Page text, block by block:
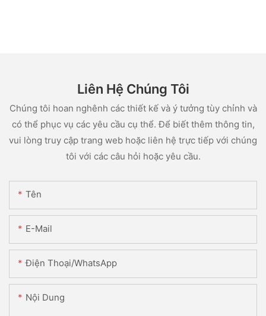
Liên Hệ Chúng Tôi
Chúng tôi hoan nghênh các thiết kế và ý tưởng tùy chỉnh và
có thể phục vụ các yêu cầu cụ thể. Để biết thêm thông tin,
vui lòng truy cập trang web hoặc liên hệ trực tiếp với chúng
tôi với các câu hỏi hoặc yêu cầu.
Tên
E-Mail
Điện Thoại/WhatsApp
Nội Dung